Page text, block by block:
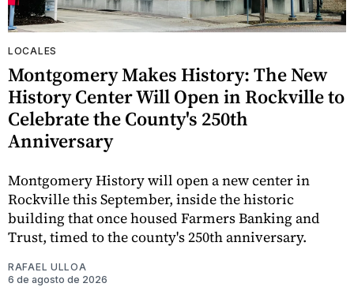
LOCALES
Montgomery Makes History: The New
History Center Will Open in Rockville to
Celebrate the County's 250th
Anniversary
Montgomery History will open a new center in
Rockville this September, inside the historic
building that once housed Farmers Banking and
Trust, timed to the county's 250th anniversary.
RAFAEL ULLOA
6 de agosto de 2026